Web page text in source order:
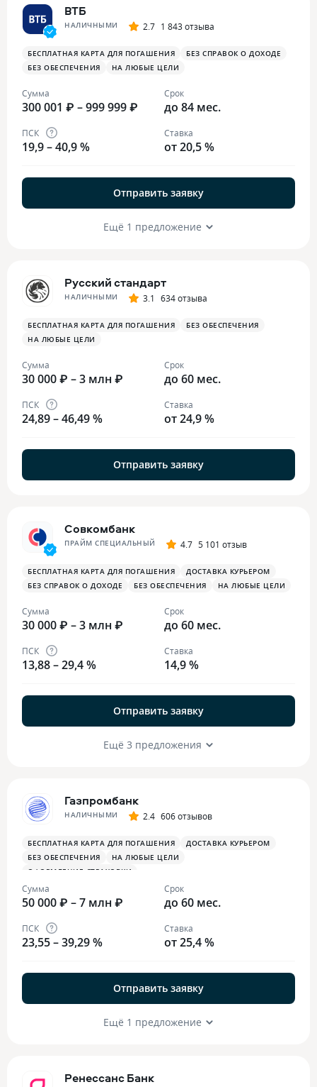
ВТБ
НАЛИЧНЫМИ 2.7 1 843 отзыва
БЕСПЛАТНАЯ КАРТА ДЛЯ ПОГАШЕНИЯ
БЕЗ СПРАВОК О ДОХОДЕ
БЕЗ ОБЕСПЕЧЕНИЯ
НА ЛЮБЫЕ ЦЕЛИ
Сумма
300 001 ₽ – 999 999 ₽
Срок
до 84 мес.
ПСК
19,9 – 40,9 %
Ставка
от 20,5 %
Отправить заявку
Ещё 1 предложение
Русский стандарт
НАЛИЧНЫМИ 3.1 634 отзыва
БЕСПЛАТНАЯ КАРТА ДЛЯ ПОГАШЕНИЯ
БЕЗ ОБЕСПЕЧЕНИЯ
НА ЛЮБЫЕ ЦЕЛИ
Сумма
30 000 ₽ – 3 млн ₽
Срок
до 60 мес.
ПСК
24,89 – 46,49 %
Ставка
от 24,9 %
Отправить заявку
Совкомбанк
ПРАЙМ СПЕЦИАЛЬНЫЙ 4.7 5 101 отзыв
БЕСПЛАТНАЯ КАРТА ДЛЯ ПОГАШЕНИЯ
ДОСТАВКА КУРЬЕРОМ
БЕЗ СПРАВОК О ДОХОДЕ
БЕЗ ОБЕСПЕЧЕНИЯ НА ЛЮБЫЕ ЦЕЛИ
Сумма
30 000 ₽ – 3 млн ₽
Срок
до 60 мес.
ПСК
13,88 – 29,4 %
Ставка
14,9 %
Отправить заявку
Ещё 3 предложения
Газпромбанк
НАЛИЧНЫМИ 2.4 606 отзывов
БЕСПЛАТНАЯ КАРТА ДЛЯ ПОГАШЕНИЯ
ДОСТАВКА КУРЬЕРОМ
БЕЗ ОБЕСПЕЧЕНИЯ
НА ЛЮБЫЕ ЦЕЛИ
ОФОРМЛЕНИЕ СТРАХОВКИ
Сумма
50 000 ₽ – 7 млн ₽
Срок
до 60 мес.
ПСК
23,55 – 39,29 %
Ставка
от 25,4 %
Отправить заявку
Ещё 1 предложение
Ренессанс Банк